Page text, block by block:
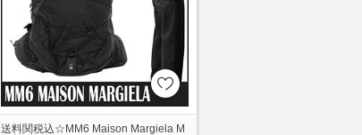
送料関税込☆MM6 Maison Margiela M